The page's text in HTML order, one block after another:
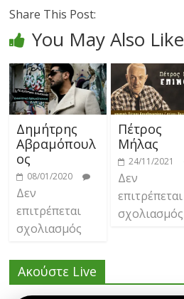
Share This Post:
You May Also Like
Δημήτρης
Αβραμόπουλ
ος
08/01/2020
Δεν
επιτρέπεται
σχολιασμός
Πέτρος
Μήλας
24/11/2021
Δεν
επιτρέπεται
σχολιασμός
Ακούστε Live